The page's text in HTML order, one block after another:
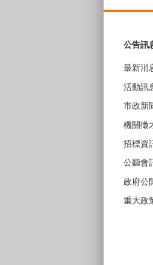
公告訊
最新消
活動訊
市政新
機關徵
招標資
公聽會
政府公
重大政